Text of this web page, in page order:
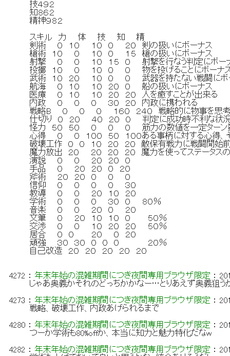
技４９２
知８６２
精神９８２
スキル 力 体 技 知 精
剣術 ０ １０ １０ ０ ２０ 剣の扱いにボー
槍術 １０ ０ １０ ０ １５ 槍の扱いにボー
射撃 ０ ０ １０ １５ ０ 射撃を行なう判定にボ
投擲 １０ ０ １０ ０ ０ 物を投げることにボ
武術 １０ ２０ １０ ０ ０ 武器を持たない戦闘に
航海 ０ １０ １０ ２０ ０ 船の扱いにボ
医療 ０ １０ １０ ２０ ２０ 人を癒すことが出
内政 ０ ０ ０ ３０ ２０ 内政に携われる
戦略B ０ ０ ０ １６０ ２４０ 戦略的に物事を思考
仕切り ０ ２０ ４０ ２０ ０ 判定に成功時不利な状
怪力 ５０ ５０ ０ ０ ０ 筋力の数値を一定ターン数
心得 ０ ０ １００ ５０ １００ある事柄に対する心得、
破壊工作 ０ ０ １０ ２０ ２０ 敵保有戦力に戦闘開始前
魔力放出 ２０ ２０ ２０ ２０ 魔力を使ってステータス
演説 ０ ０ ２０ ２０ ０
手品 ０ ２０ ２０ ０ ２０
斧術 ２０ ２０ ０ ０ ０
信仰 ０ ０ ０ ０ ３０
教導 ０ ０ ２０ １０ ２０
学術 ０ ０ ０ ３０ ０ ８０％
音楽 ０ ０ ２０ ０ ２０
文筆 ０ ２０ １０ １０ ０ ５０％
交渉 ０ ０ １０ ２０ ２０ ５０％
居合 ０ ０ ２０ ０ ２０
頑強 ３０ ３０ ０ ０ ０ ２０％
自己改造 ２０ ２０ ２０ ２０ ２０
4272 ：年末年始の混雑期間につき夜間専用ブラウザ限定 ：
じゃあ奥義かそれのどっちかかなー…とりあえず奥義狙う
4273 ：年末年始の混雑期間につき夜間専用ブラウザ限定 ：
戦略、破壊工作、内政あげられるまで
4280 ：年末年始の混雑期間につき夜間専用ブラウザ限定 ：
つーか学術も80%offか、本当に知力と魅力特化だなw
4282 ：年末年始の混雑期間につき夜間専用ブラウザ限定 ：